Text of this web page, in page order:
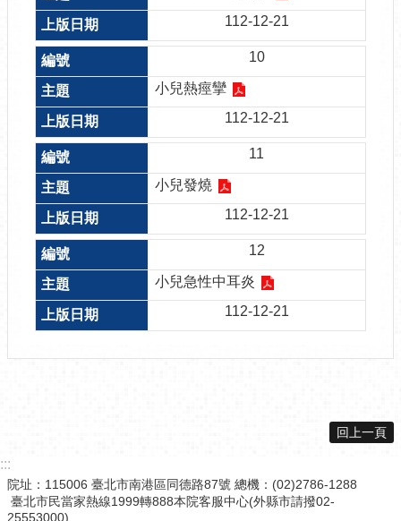
112-12-21
10
小兒熱痙攣
112-12-21
11
小兒發燒
112-12-21
12
小兒急性中耳炎
112-12-21
回上一頁
:::
院址：115006 臺北市南港區同德路87號 總機：(02)2786-1288
臺北市民當家熱線1999轉888本院客服中心(外縣市請撥02-
25553000)